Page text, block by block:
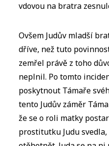
vdovou na bratra
Ovšem Judův mladší
dříve, než tuto
zemřel právě z toho
neplnil. Po tomto
poskytnout Támaře
tento Judův záměr
že se o roli matky
prostitutku Judu